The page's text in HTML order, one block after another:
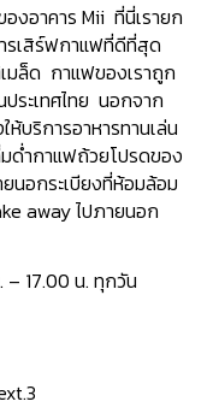
งอาคาร Mii ที่นี่เรายก
รเสิร์ฟกาแฟที่ดีที่สุด
ล็ด กาแฟของเราถูก
ระเทศไทย นอกจาก
บริการอาหารทานเล่น
ด่ำกาแฟถ้วยโปรดของ
นอกระเบียงที่ห้อมล้อม
away ไปภายนอก
– 17.00 น. ทุกวัน